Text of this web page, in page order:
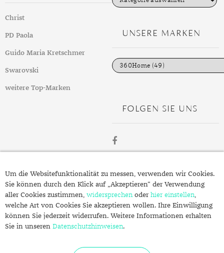
Christ
PD Paola
Guido Maria Kretschmer
Swarovski
weitere Top-Marken
a
e
n
UNSERE MARKEN
FOLGEN SIE UNS
SCHMUCK.DE
Fragen zu Ihrer Bestellung?
Kontakt
Um die Websitefunktionalität zu messen, verwenden wir Cookies.
Sie können durch den Klick auf „Akzeptieren“ der Verwendung
aller Cookies zustimmen, widersprechenoder hier einstellen,
welche Art von Cookies Sie akzeptieren wollen. Ihre Einwilligung
können Sie jederzeit widerrufen. Weitere Informationen erhalten
Sie in unseren Datenschutzhinweisen.